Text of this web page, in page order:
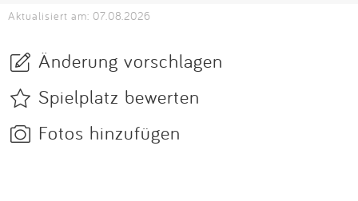
Aktualisiert am: 07.08.2026
Änderung vorschlagen
Spielplatz bewerten
Fotos hinzufügen